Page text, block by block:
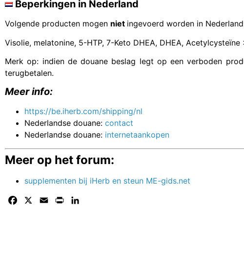
Beperkingen in Nederland
Volgende producten mogen niet ingevoerd worden in
Visolie, melatonine, 5-HTP, 7-Keto DHEA, DHEA,
Merk op: indien de douane beslag legt op een verboden
terugbetalen.
Meer info:
https://be.iherb.com/shipping/nl
Nederlandse douane: contact
Nederlandse douane: internetaankopen
Meer op het forum:
supplementen bij iHerb en steun ME-gids.net
Facebook Email Print